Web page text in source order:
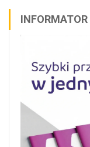
INFORMATOR